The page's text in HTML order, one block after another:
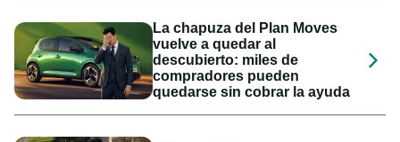
La chapuza del Plan Moves
vuelve a quedar al
descubierto: miles de
compradores pueden
quedarse sin cobrar la ayuda